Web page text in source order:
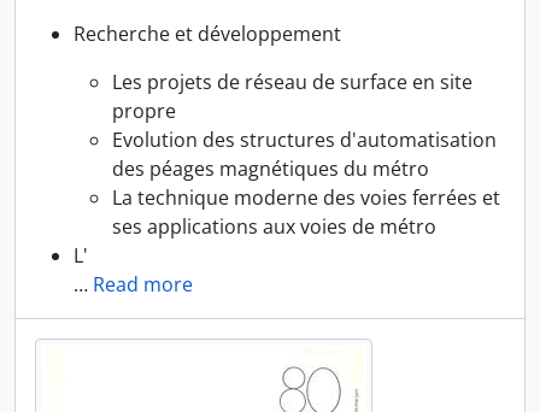
Recherche et développement
Les projets de réseau de surface en site
propre
Evolution des structures d'automatisation
des péages magnétiques du métro
La technique moderne des voies ferrées et
ses applications aux voies de métro
L'
… Read more